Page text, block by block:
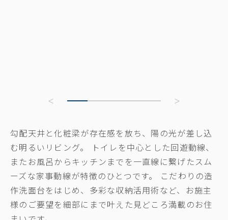
勾配天井と化粧梁が存在感を放ち、陽の光が差し込
む明るいリビング。 トイレを中心とした回遊動線、
またお風呂からキッチンまでを一直線に繋げたスム
ーズな家事動線が特徴のひとつです。 こだわりの造
作洗面台をはじめ、多彩な収納活用術など、お施主
様のご要望を細部にまで叶えた見どころ満載のお住